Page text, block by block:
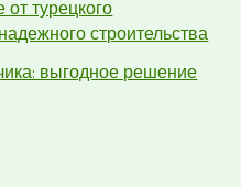
турецкого
строительства
выгодное решение